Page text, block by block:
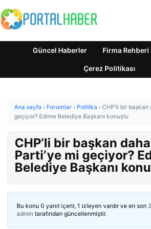
Güncel Haberler Firma Rehberi
Çerez Politikası
Ana sayfa › Forumlar › Politika › CHP’li bir başkan
geçiyor? Edirne Belediye Başkanı konuştu
CHP’li bir başkan
Parti’ye mi geçiyor?
Belediye Başkanı
Bu konu 0 yanıt içerir, 1 izleyen vardır ve en son
admin tarafından güncellenmiştir.